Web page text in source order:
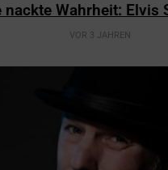
nackte Wahrheit: Elvis
VOR 3 JAHREN